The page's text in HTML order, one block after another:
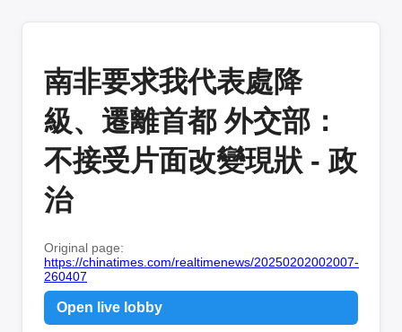
南非要求我代表處降
級、遷離首都 外交部：
不接受片面改變現狀 - 政
治
Original page:
https://chinatimes.com/realtimenews/20250202002007-
260407
Open live lobby